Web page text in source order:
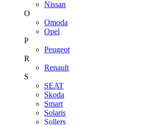
Nissan
O
Omoda
Opel
P
Peugeot
R
Renault
S
SEAT
Skoda
Smart
Solaris
Sollers